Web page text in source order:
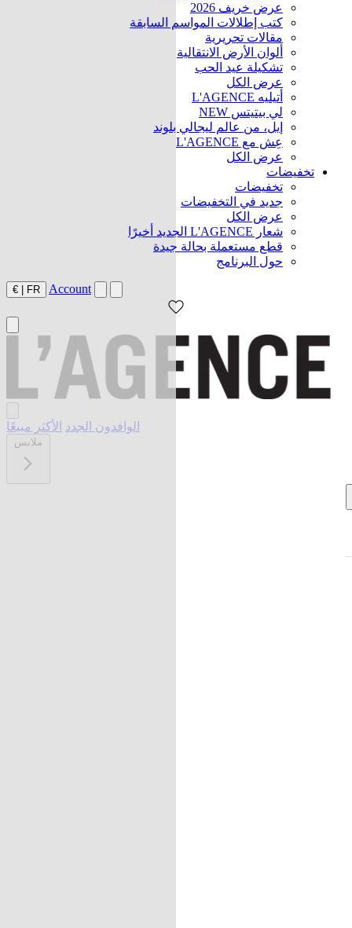
عرض خريف 2026
كتب إطلالات المواسم السابقة
مقالات تحريرية
ألوان الأرض الانتقالية
تشكيلة عيد الحب
عرض الكل
أتيليه L'AGENCE
لي بيتيتس NEW
إيل، من عالم ليجالي بلوند
عِش مع L'AGENCE
عرض الكل
تخفيضات
تخفيضات
جديد في التخفيضات
عرض الكل
شعار L'AGENCE الجديد أخيرًا
قطع مستعملة بحالة جيدة
حول البرنامج
FR
€ Account
الوافدون الجدد الأكثر مبيعًا
ملابس